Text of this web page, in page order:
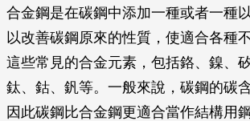
合金鋼是在碳鋼中添加一種或者一種
以改善碳鋼原來的性質，使適合各種
這些常見的合金元素，包括鉻、鎳、
鈦、鈷、釩等。一般來說，碳鋼的碳
因此碳鋼比合金鋼更適合當作結構用